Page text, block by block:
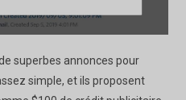
superbes annonces pour
simple, et ils proposent